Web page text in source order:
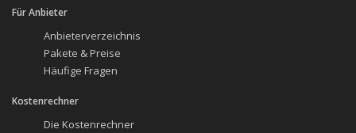
Für Anbieter
Anbieterverzeichnis
Pakete & Preise
Häufige Fragen
Kostenrechner
Die Kostenrechner